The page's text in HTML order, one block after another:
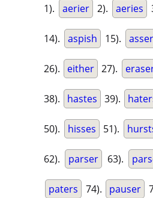
1). aerier 2). aeries
14). aspish 15).
26). either 27).
38). hastes 39).
50). hisses 51).
62). parser 63).
paters 74). pauser